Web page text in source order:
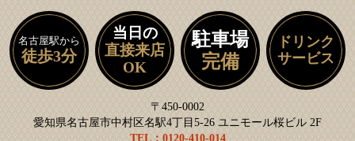
名古屋駅から
徒歩3分
当日の
直接来店
OK
駐車場
完備
ドリンク
サービス
〒450-0002
愛知県名古屋市中村区名駅4丁目5-26 ユニモール桜ビル 2F
TEL：0120-410-014